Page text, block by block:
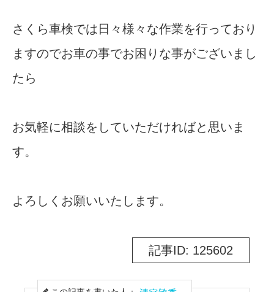
さくら車検では日々様々な作業を行っており
ますのでお車の事でお困りな事がございまし
たら
お気軽に相談をしていただければと思いま
す。
よろしくお願いいたします。
記事ID: 125602